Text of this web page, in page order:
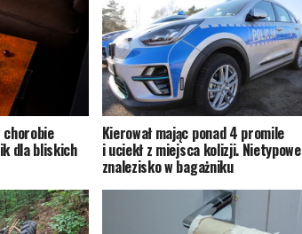
chorobie
dla bliskich
Kierował mając ponad 4 promile
i uciekł z miejsca kolizji. Nietypowe
znalezisko w bagażniku